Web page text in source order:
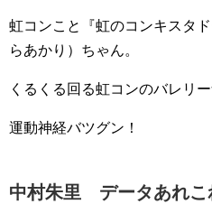
虹コンこと『虹のコンキスタ
らあかり）ちゃん。
くるくる回る虹コンのバレリ
運動神経バツグン！
中村朱里 データあれ